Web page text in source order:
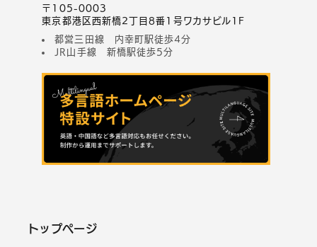
〒105-0003
東京都港区西新橋2丁目8番1号ワカサビル1F
都営三田線 内幸町駅徒歩4分
JR山手線 新橋駅徒歩5分
トップページ